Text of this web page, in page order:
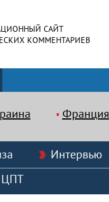
САЙТ
КОММЕНТАРИЕВ
Франция
Интервью
ЦПТ